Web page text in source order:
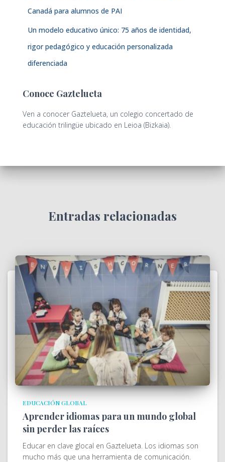
Canadá para alumnos de PAI
Un modelo educativo único: 75 años de identidad,
rigor pedagógico y educación personalizada
diferenciada
Conoce Gaztelueta
Ven a conocer Gaztelueta, un colegio concertado de
educación trilingüe ubicado en Leioa (Bizkaia).
Entradas relacionadas
EDUCACIÓN GLOBAL
Aprender idiomas para un mundo global
sin perder las raíces
Educar en clave glocal en Gaztelueta. Los idiomas son
mucho más que una herramienta de comunicación.